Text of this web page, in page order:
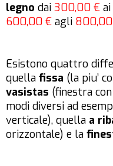
legno dai 300,00 € ai
600,00 € agli
Esistono quattro
quella fissa (la piu’
vasistas (finestra
modi diversi ad
verticale), quella a
orizzontale) e la